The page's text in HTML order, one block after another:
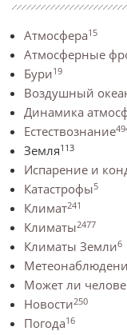
Атмосфера15
Атмосферные
Бури19
Воздушный
Динамика
Естествознание
Земля113
Испарение и
Катастрофы5
Климат241
Климаты2477
Климаты Земли6
Может ли
Новости250
Погода16